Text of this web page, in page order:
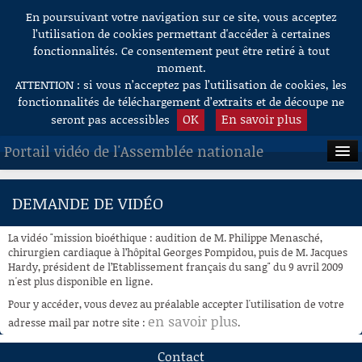
Aller au contenu
En poursuivant votre navigation sur ce site, vous acceptez
l’utilisation de cookies permettant d'accéder à certaines
fonctionnalités. Ce consentement peut être retiré à tout
moment.
ATTENTION : si vous n’acceptez pas l’utilisation de cookies, les
fonctionnalités de téléchargement d’extraits et de découpe ne
seront pas accessibles
OK En savoir plus
Portail vidéo de l'Assemblée nationale
ACCUEIL
À LA DEMANDE
RECHERCHE
AIDE À LA DÉCOUPE
DE VIDÉOS
DEMANDE DE VIDÉO
La vidéo "mission bioéthique : audition de M. Philippe Menasché,
chirurgien cardiaque à l’hôpital Georges Pompidou, puis de M. Jacques
Hardy, président de l’Etablissement français du sang" du 9 avril 2009
n'est plus disponible en ligne.
Pour y accéder, vous devez au préalable accepter l'utilisation de votre
adresse mail par notre site : en savoir plus.
Contact